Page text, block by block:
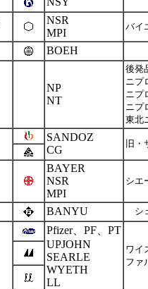
NSR
MPI
バイ
BOEH
NP
NT
後発
ニプ
ニプ
ニプ
東北
SANDOZ
CG
旧
BAYER
NSR
MPI
シエ
BANYU シ
Pfizer、PF、PT
UPJOHN
SEARLE
WYETH
LL
ワイ
ファ